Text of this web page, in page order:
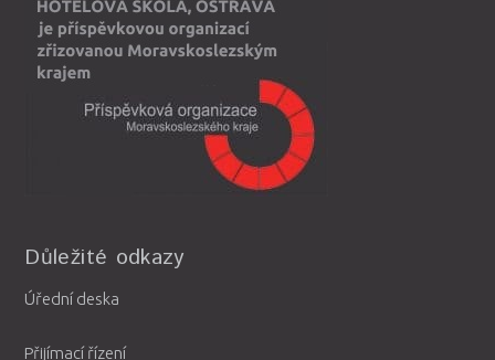
Důležité odkazy
Úřední deska
Přijímací řízení